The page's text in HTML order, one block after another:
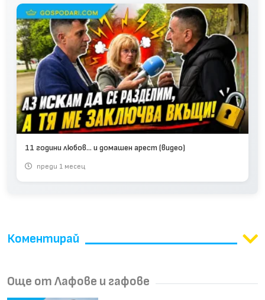
11 години любов... и домашен арест (видео)
преди 1 месец
Коментирай
Още от Лафове и гафове